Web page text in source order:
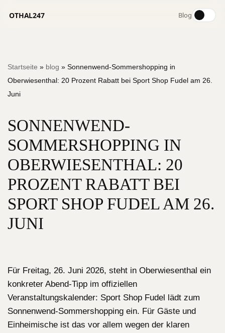
OTHAL247 Blog
Inhalt
springen
Startseite » blog » Sonnenwend-Sommershopping in
Oberwiesenthal: 20 Prozent Rabatt bei Sport Shop Fudel am 26.
Juni
SONNENWEND-
SOMMERSHOPPING IN
OBERWIESENTHAL: 20
PROZENT RABATT BEI
SPORT SHOP FUDEL AM 26.
JUNI
Für Freitag, 26. Juni 2026, steht in Oberwiesenthal ein
konkreter Abend-Tipp im offiziellen
Veranstaltungskalender: Sport Shop Fudel lädt zum
Sonnenwend-Sommershopping ein. Für Gäste und
Einheimische ist das vor allem wegen der klaren